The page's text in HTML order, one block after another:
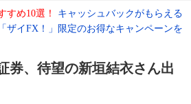
すめ10選！
キャッシュバックがもらえる
ザイFX！」限定のお得なキャンペーンを
券、待望の新垣結衣さん出